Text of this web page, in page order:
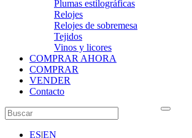
Plumas estilográficas
Relojes
Relojes de sobremesa
Tejidos
Vinos y licores
COMPRAR AHORA
COMPRAR
VENDER
Contacto
ES|EN